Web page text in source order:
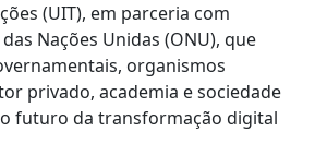
(UIT), em parceria com
Nações Unidas (ONU), que
organismos
privado, academia e sociedade
futuro da transformação digital